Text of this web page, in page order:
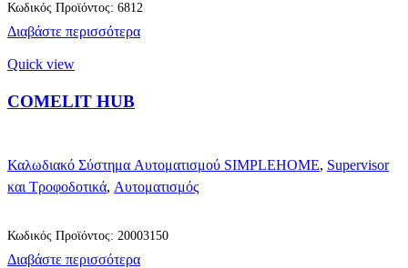
Διαβάστε περισσότερα
Κωδικός Προϊόντος: 6812
Quick view
COMELIT HUB
Καλωδιακό Σύστημα Αυτοματισμού SIMPLEHOME, Supervisor
και Τροφοδοτικά, Αυτοματισμός
Διαβάστε περισσότερα
Κωδικός Προϊόντος: 20003150